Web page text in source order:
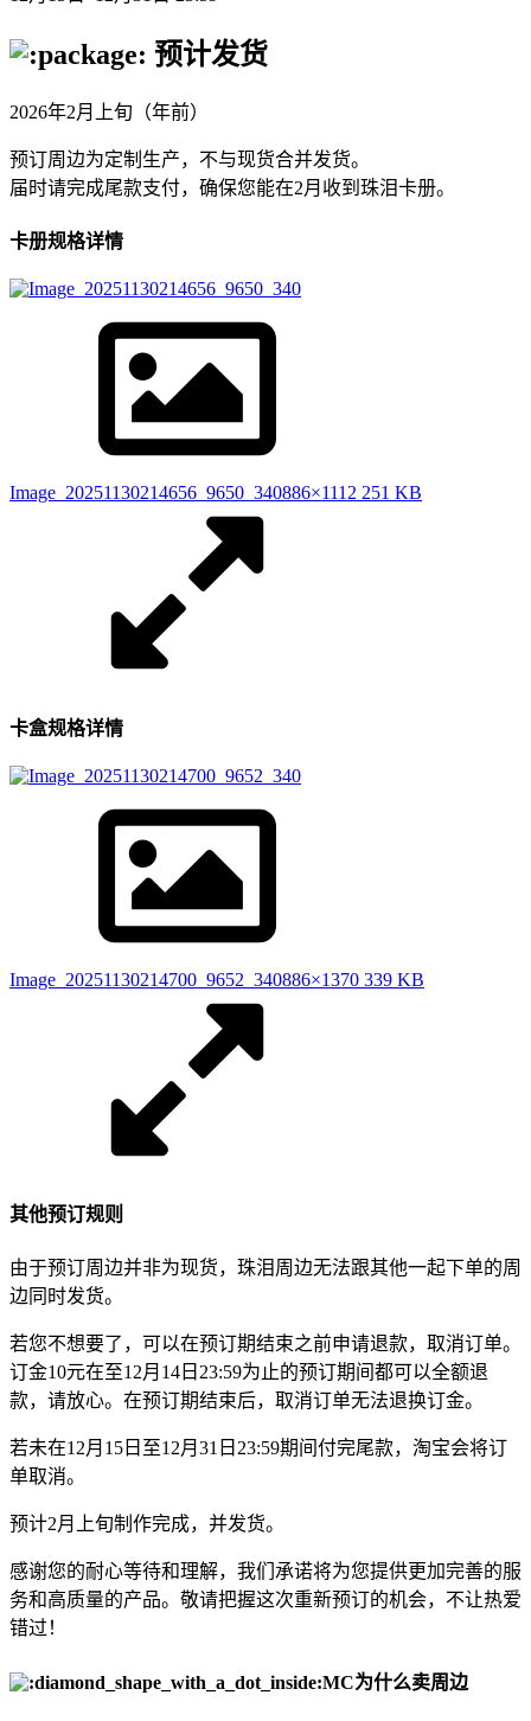
预计发货
2026年2月上旬（年前）
预订周边为定制生产，不与现货合并发货。
届时请完成尾款支付，确保您能在2月收到珠泪卡册。
卡册规格详情
Image_20251130214656_9650_340886×1112 251 KB
卡盒规格详情
Image_20251130214700_9652_340886×1370 339 KB
其他预订规则
由于预订周边并非为现货，珠泪周边无法跟其他一起下单的周
边同时发货。
若您不想要了，可以在预订期结束之前申请退款，取消订单。
订金10元在至12月14日23:59为止的预订期间都可以全额退
款，请放心。在预订期结束后，取消订单无法退换订金。
若未在12月15日至12月31日23:59期间付完尾款，淘宝会将订
单取消。
预计2月上旬制作完成，并发货。
感谢您的耐心等待和理解，我们承诺将为您提供更加完善的服
务和高质量的产品。敬请把握这次重新预订的机会，不让热爱
错过！
MC为什么卖周边